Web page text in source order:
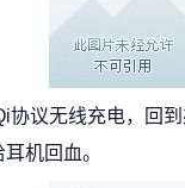
协议无线充电，回
机回血。